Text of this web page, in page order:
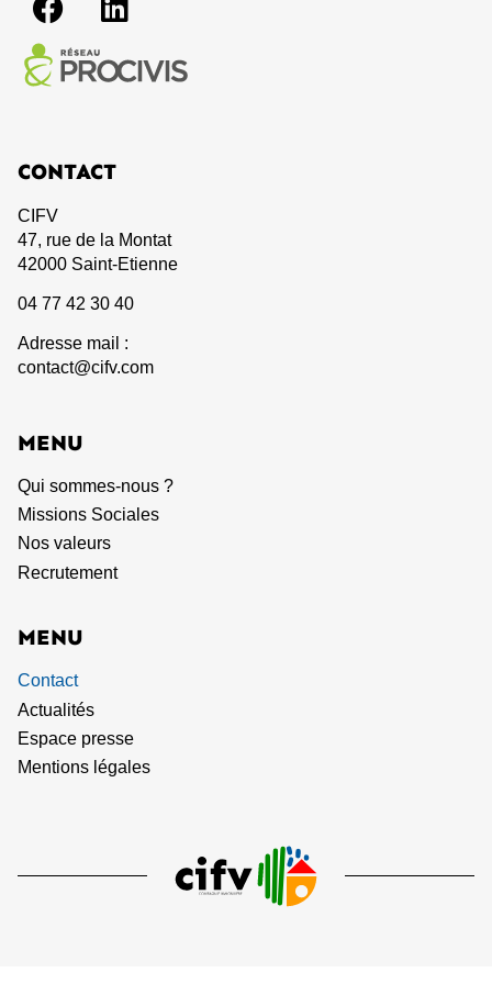
CONTACT
CIFV
47, rue de la Montat
42000 Saint-Etienne
04 77 42 30 40
Adresse mail :
contact@cifv.com
MENU
Qui sommes-nous ?
Missions Sociales
Nos valeurs
Recrutement
MENU
Contact
Actualités
Espace presse
Mentions légales